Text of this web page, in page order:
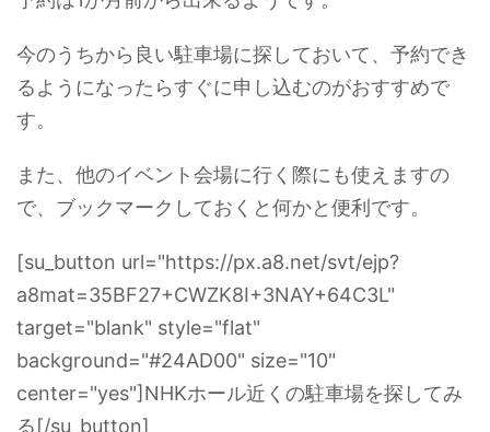
今のうちから良い駐車場に探しておいて、予約でき
るようになったらすぐに申し込むのがおすすめで
す。
また、他のイベント会場に行く際にも使えますの
で、ブックマークしておくと何かと便利です。
[su_button url="https://px.a8.net/svt/ejp?
a8mat=35BF27+CWZK8I+3NAY+64C3L"
target="blank" style="flat"
background="#24AD00" size="10"
center="yes"]NHKホール近くの駐車場を探してみ
る[/su_button]